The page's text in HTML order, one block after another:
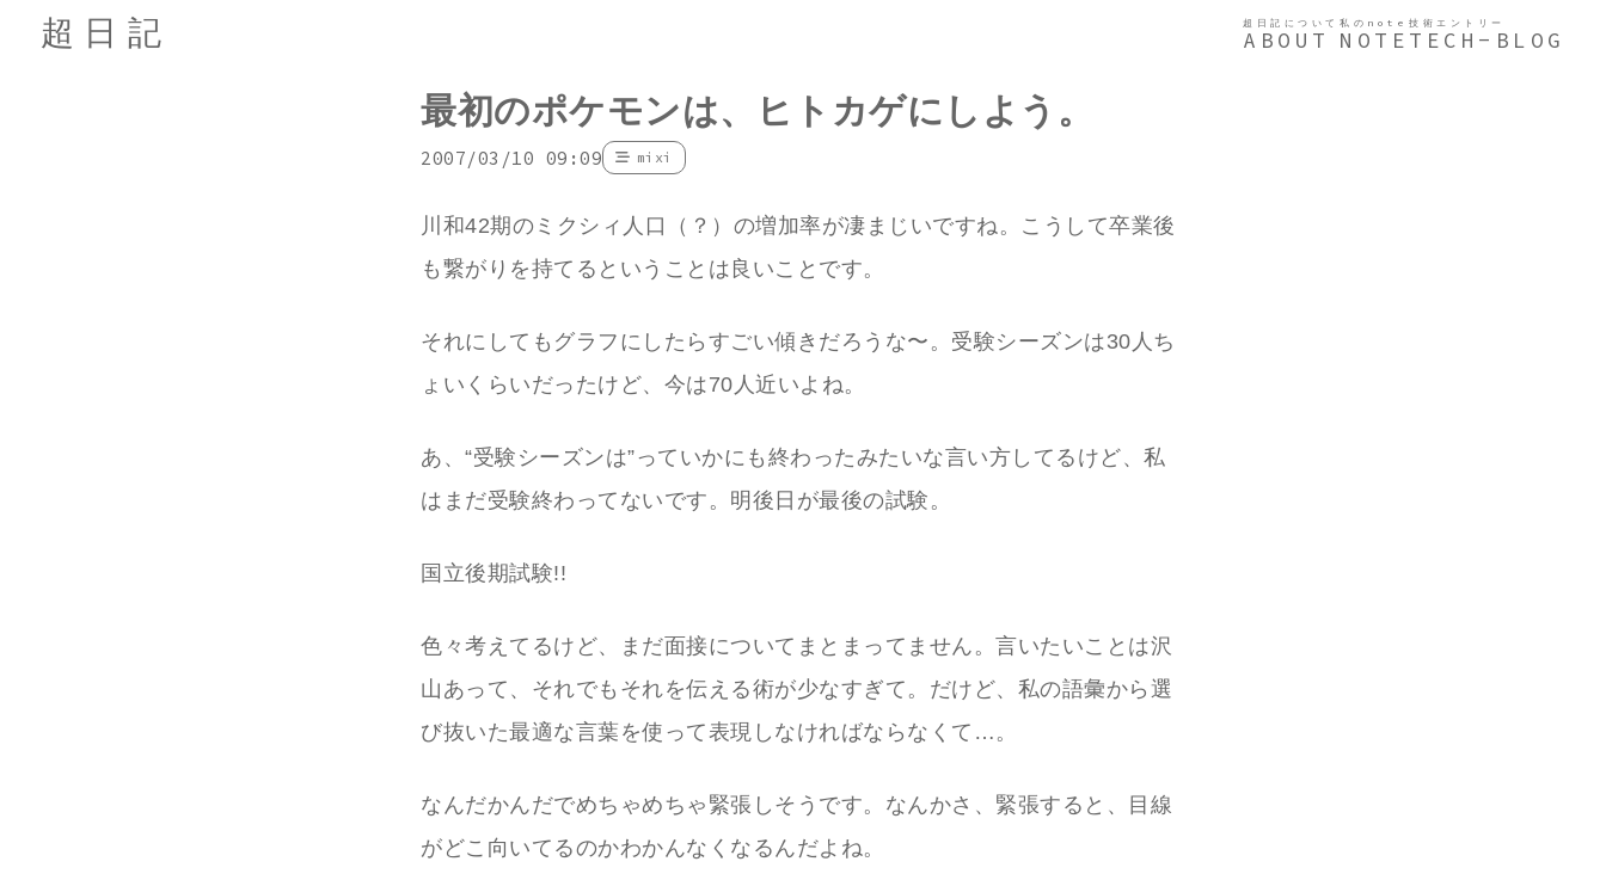
超日記 超日記について
ABOUT
私のnote
NOTE
技術エントリー
TECH-BLOG
最初のポケモンは、ヒトカゲにしよう。
2007/03/10 09:09 mixi
川和42期のミクシィ人口（？）の増加率が凄まじいですね。こうして卒業後
も繋がりを持てるということは良いことです。
それにしてもグラフにしたらすごい傾きだろうな〜。受験シーズンは30人ち
ょいくらいだったけど、今は70人近いよね。
あ、“受験シーズンは”っていかにも終わったみたいな言い方してるけど、私
はまだ受験終わってないです。明後日が最後の試験。
国立後期試験!!
色々考えてるけど、まだ面接についてまとまってません。言いたいことは沢
山あって、それでもそれを伝える術が少なすぎて。だけど、私の語彙から選
び抜いた最適な言葉を使って表現しなければならなくて…。
なんだかんだでめちゃめちゃ緊張しそうです。なんかさ、緊張すると、目線
がどこ向いてるのかわかんなくなるんだよね。